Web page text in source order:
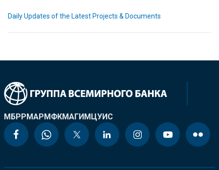
Daily Updates of the Latest Projects & Documents
МБРРМАРМФКМАГИМЦУИС